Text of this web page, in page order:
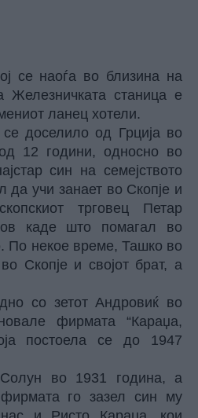
се наоѓа во близина на
Железничката станица е
ланец хотели.
се доселило од Грција во
12 години, односно во
син на семејството
учи занает во Скопје и
трговец Петар
каде што помагал во
По некое време, Ташко во
Скопје и својот брат, а
со зетот Андровиќ во
фирмата “Караџа,
постоела се до 1947
во 1931 година, а
го зазел син му